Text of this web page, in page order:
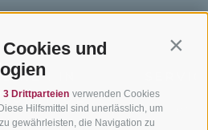
und
3 Drittparteien verwenden Cookies
Hilfsmittel sind unerlässlich, um
gewährleisten, die Navigation zu
BIKEN IN
SÜDTIROL
Kontakt